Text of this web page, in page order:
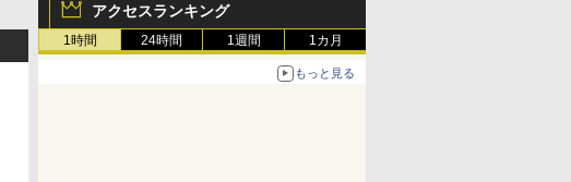
アクセスランキング
1時間 24時間 1週間 1カ月
もっと見る